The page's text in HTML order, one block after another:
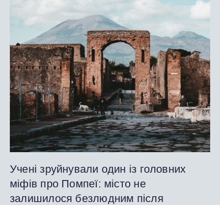
Учені зруйнували один із головних
міфів про Помпеї: місто не
залишилося безлюдним після